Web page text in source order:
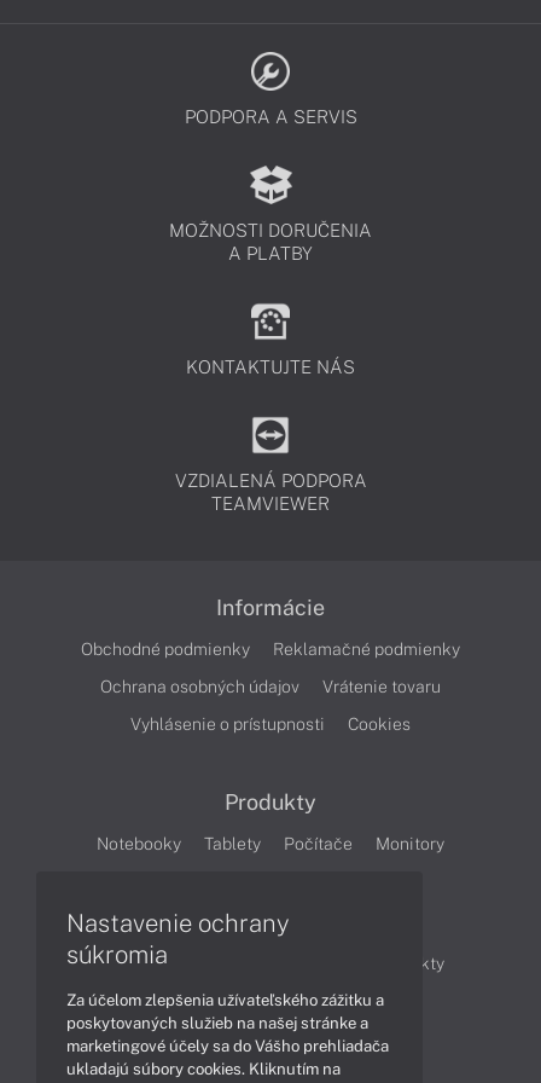
Káblové reproduktory
Ten najkvalitnejší prenos zvuku
Káblové reproduktory sú navrhnuté pre spoľahlivý prenos
a užívajte si krištáľovo čistý zvuk po celý deň.
PODPORA A SERVIS
MOŽNOSTI DORUČENIA
A PLATBY
KONTAKTUJTE NÁS
VZDIALENÁ PODPORA
TEAMVIEWER
Informácie
Obchodné podmienky
Reklamačné podmienky
Ochrana osobných údajov
Vrátenie tovaru
Vyhlásenie o prístupnosti
Cookies
Produkty
Notebooky Tablety Počítače Monitory
Články
Obchodné informácie
Produkty
Technológie
Videá
Nastavenie ochrany
súkromia
Za účelom zlepšenia užívateľského zážitku a
poskytovaných služieb na našej stránke a
marketingové účely sa do Vášho prehliadača
ukladajú súbory cookies. Kliknutím na